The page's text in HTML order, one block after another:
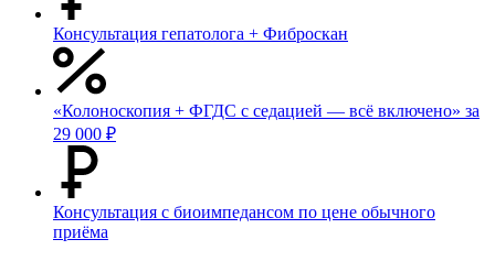
Консультация гепатолога + Фиброскан
«Колоноскопия + ФГДС с седацией — всё включено» за
29 000 ₽
Консультация с биоимпедансом по цене обычного
приёма